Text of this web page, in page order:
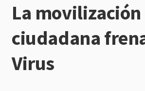
Ruta
de
navegación
La movilización
ciudadana
Virus